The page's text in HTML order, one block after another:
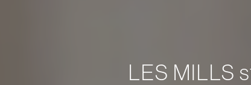
LES MILLS